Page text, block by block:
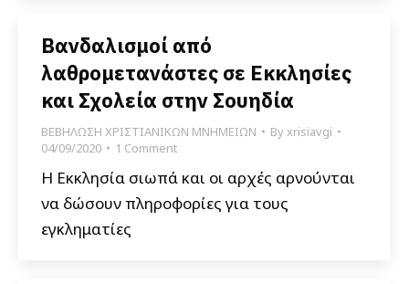
Βανδαλισμοί από
λαθρομετανάστες σε Εκκλησίες
και Σχολεία στην Σουηδία
ΒΕΒΗΛΩΣΗ ΧΡΙΣΤΙΑΝΙΚΩΝ ΜΝΗΜΕΙΩΝ Byxrisiavgi
04/09/2020
1 Comment
Η Εκκλησία σιωπά και οι αρχές αρνούνται
να δώσουν πληροφορίες για τους
εγκληματίες